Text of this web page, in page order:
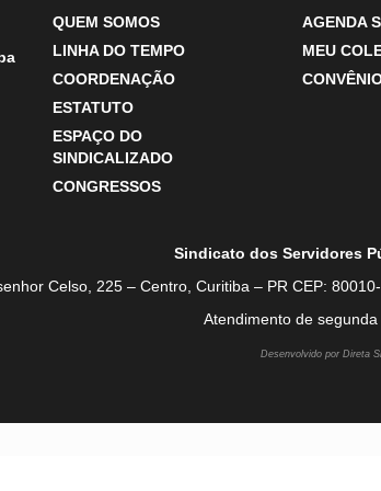
QUEM SOMOS
LINHA DO TEMPO
COORDENAÇÃO
ESTATUTO
ESPAÇO DO
SINDICALIZADO
CONGRESSOS
AGENDA
MEU
Sindicato dos Servidores
Celso, 225 – Centro, Curitiba – PR CEP:
Atendimento de
Desenvolvido por Direta